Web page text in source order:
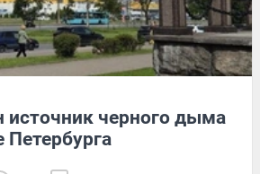
источник черного дыма
Петербурга